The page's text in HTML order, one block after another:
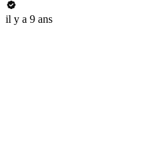
il y a 9 ans